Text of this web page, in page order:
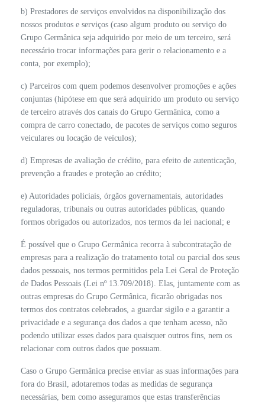
b) Prestadores de serviços envolvidos na disponibilização dos
nossos produtos e serviços (caso algum produto ou serviço do
Grupo Germânica seja adquirido por meio de um terceiro, será
necessário trocar informações para gerir o relacionamento e a
conta, por exemplo);
c) Parceiros com quem podemos desenvolver promoções e ações
conjuntas (hipótese em que será adquirido um produto ou serviço
de terceiro através dos canais do Grupo Germânica, como a
compra de carro conectado, de pacotes de serviços como seguros
veiculares ou locação de veículos);
d) Empresas de avaliação de crédito, para efeito de autenticação,
prevenção a fraudes e proteção ao crédito;
e) Autoridades policiais, órgãos governamentais, autoridades
reguladoras, tribunais ou outras autoridades públicas, quando
formos obrigados ou autorizados, nos termos da lei nacional; e
É possível que o Grupo Germânica recorra à subcontratação de
empresas para a realização do tratamento total ou parcial dos seus
dados pessoais, nos termos permitidos pela Lei Geral de Proteção
de Dados Pessoais (Lei nº 13.709/2018). Elas, juntamente com as
outras empresas do Grupo Germânica, ficarão obrigadas nos
termos dos contratos celebrados, a guardar sigilo e a garantir a
privacidade e a segurança dos dados a que tenham acesso, não
podendo utilizar esses dados para quaisquer outros fins, nem os
relacionar com outros dados que possuam.
Caso o Grupo Germânica precise enviar as suas informações para
fora do Brasil, adotaremos todas as medidas de segurança
necessárias, bem como asseguramos que estas transferências